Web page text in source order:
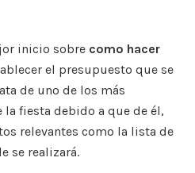
inicio sobre como hacer
el presupuesto que se
de uno de los más
fiesta debido a que de él,
relevantes como la lista de
se realizará.